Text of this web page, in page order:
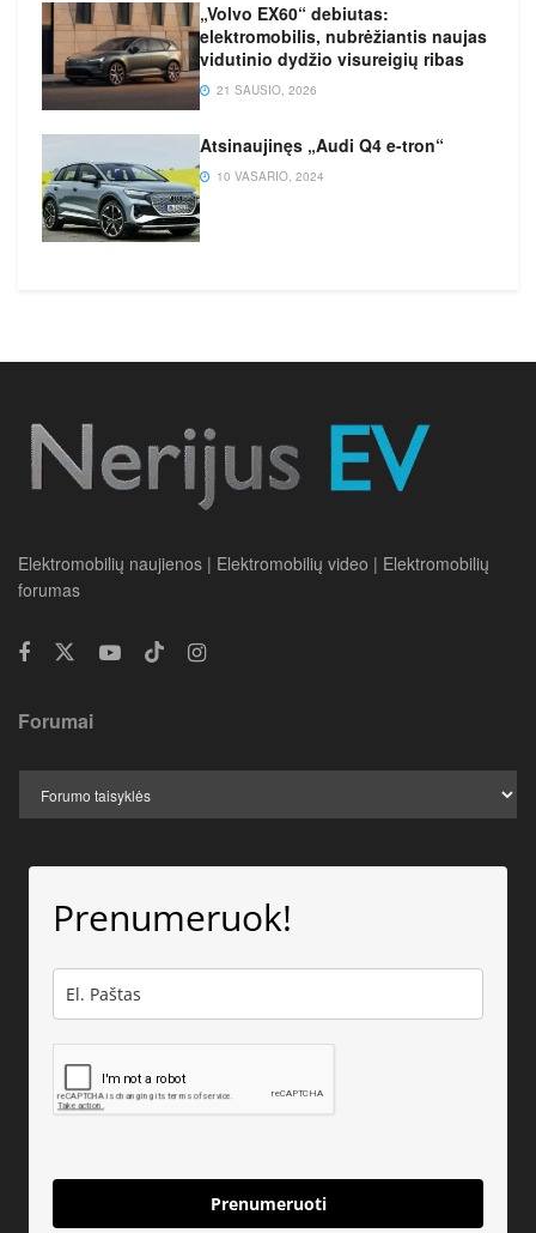
„Volvo EX60“ debiutas:
elektromobilis, nubrėžiantis naujas
vidutinio dydžio visureigių ribas
21 SAUSIO, 2026
Atsinaujinęs „Audi Q4 e-tron“
10 VASARIO, 2024
Elektromobilių naujienos | Elektromobilių video | Elektromobilių
forumas
Forumai
Prenumeruok!
Prenumeruoti